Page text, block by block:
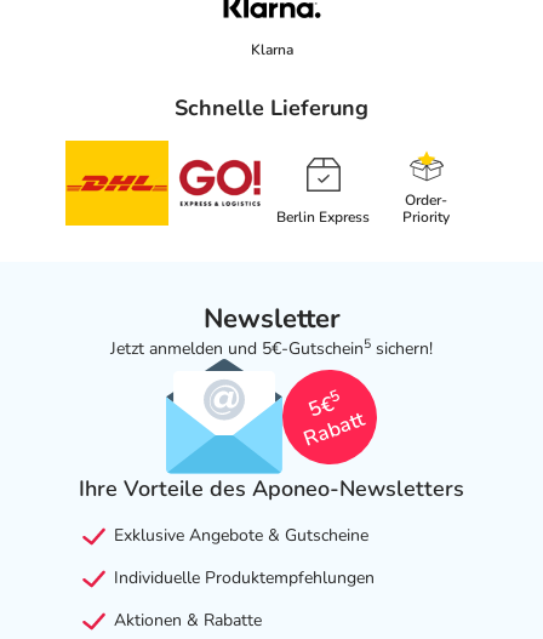
Klarna
Schnelle Lieferung
Berlin Express
Order-
Priority
Newsletter
Jetzt anmelden und 5€-Gutschein5 sichern!
5€
5
Rabatt
Ihre Vorteile des Aponeo-Newsletters
Exklusive Angebote & Gutscheine
Individuelle Produktempfehlungen
Aktionen & Rabatte